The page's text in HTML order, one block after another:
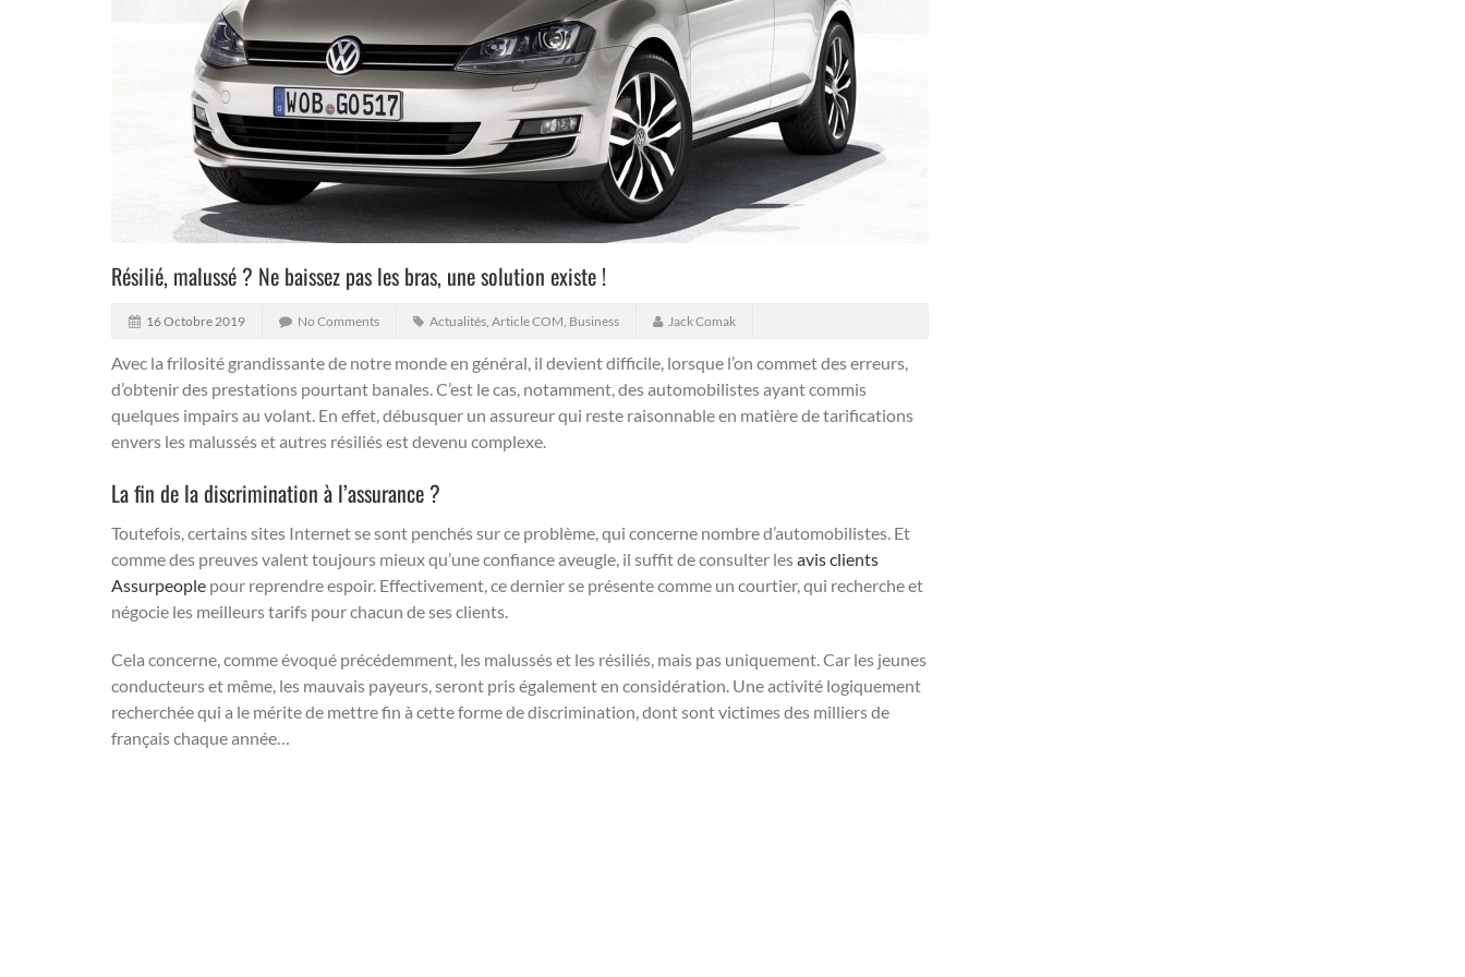
Résilié, malussé ? Ne baissez pas les bras, une solution existe !
16 Octobre 2019 No Comments Actualités, Article COM, Business Jack Comak
Avec la frilosité grandissante de notre monde en général, il devient difficile, lorsque l’on commet des erreurs,
d’obtenir des prestations pourtant banales. C’est le cas, notamment, des automobilistes ayant commis
quelques impairs au volant. En effet, débusquer un assureur qui reste raisonnable en matière de tarifications
envers les malussés et autres résiliés est devenu complexe.
La fin de la discrimination à l’assurance ?
Toutefois, certains sites Internet se sont penchés sur ce problème, qui concerne nombre d’automobilistes. Et
comme des preuves valent toujours mieux qu’une confiance aveugle, il suffit de consulter lesavis clients
Assurpeople pour reprendre espoir. Effectivement, ce dernier se présente comme un courtier, qui recherche et
négocie les meilleurs tarifs pour chacun de ses clients.
Cela concerne, comme évoqué précédemment, les malussés et les résiliés, mais pas uniquement. Car les jeunes
conducteurs et même, les mauvais payeurs, seront pris également en considération. Une activité logiquement
recherchée qui a le mérite de mettre fin à cette forme de discrimination, dont sont victimes des milliers de
français chaque année…